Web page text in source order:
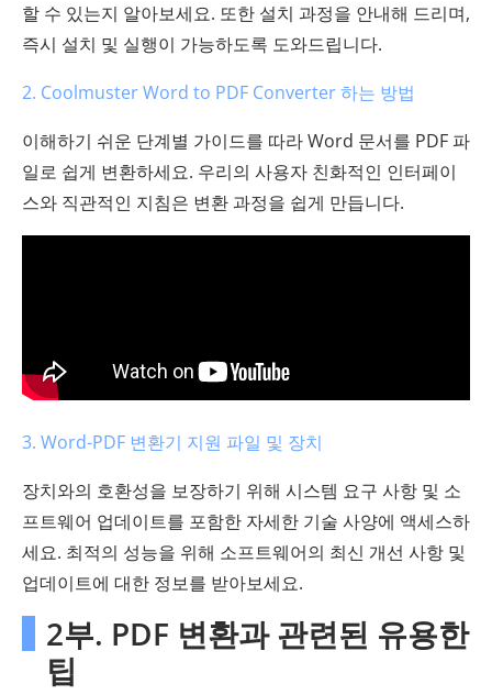
할 수 있는지 알아보세요. 또한 설치 과정을 안내해 드리며,
즉시 설치 및 실행이 가능하도록 도와드립니다.
2. Coolmuster Word to PDF Converter 하는 방법
이해하기 쉬운 단계별 가이드를 따라 Word 문서를 PDF 파
일로 쉽게 변환하세요. 우리의 사용자 친화적인 인터페이
스와 직관적인 지침은 변환 과정을 쉽게 만듭니다.
3. Word-PDF 변환기 지원 파일 및 장치
장치와의 호환성을 보장하기 위해 시스템 요구 사항 및 소
프트웨어 업데이트를 포함한 자세한 기술 사양에 액세스하
세요. 최적의 성능을 위해 소프트웨어의 최신 개선 사항 및
업데이트에 대한 정보를 받아보세요.
2부. PDF 변환과 관련된 유용한
팁